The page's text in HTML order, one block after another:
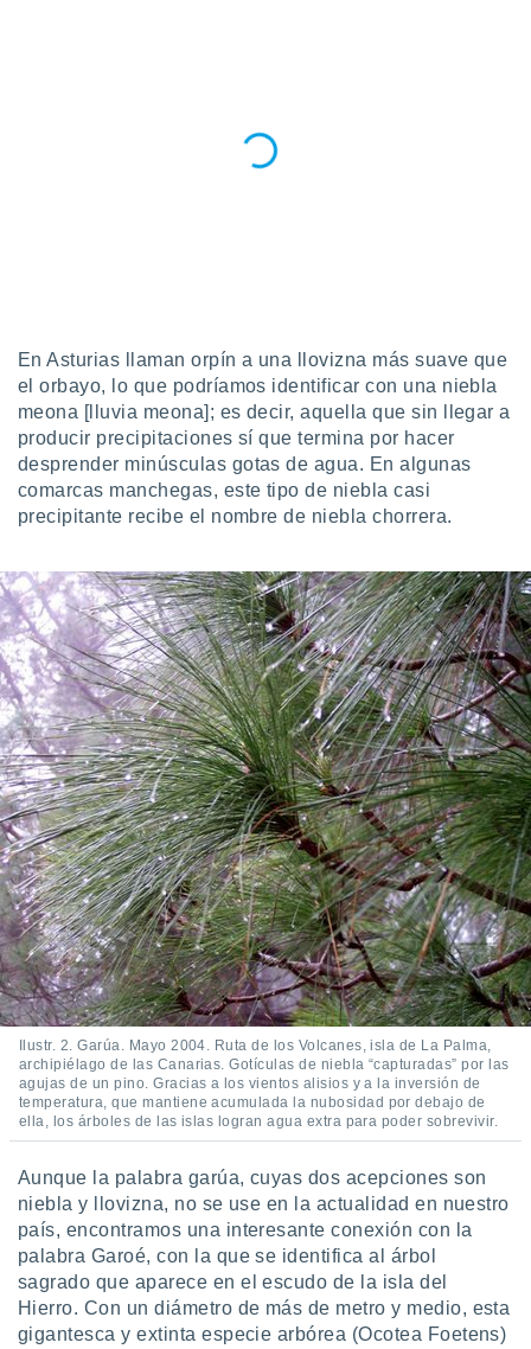
En Asturias llaman orpín a una llovizna más suave que
el orbayo, lo que podríamos identificar con una niebla
meona [lluvia meona]; es decir, aquella que sin llegar a
producir precipitaciones sí que termina por hacer
desprender minúsculas gotas de agua. En algunas
comarcas manchegas, este tipo de niebla casi
precipitante recibe el nombre de niebla chorrera.
Ilustr. 2. Garúa. Mayo 2004. Ruta de los Volcanes, isla de La Palma,
archipiélago de las Canarias. Gotículas de niebla “capturadas” por las
agujas de un pino. Gracias a los vientos alisios y a la inversión de
temperatura, que mantiene acumulada la nubosidad por debajo de
ella, los árboles de las islas logran agua extra para poder sobrevivir.
Aunque la palabra garúa, cuyas dos acepciones son
niebla y llovizna, no se use en la actualidad en nuestro
país, encontramos una interesante conexión con la
palabra Garoé, con la que se identifica al árbol
sagrado que aparece en el escudo de la isla del
Hierro. Con un diámetro de más de metro y medio, esta
gigantesca y extinta especie arbórea (Ocotea Foetens)